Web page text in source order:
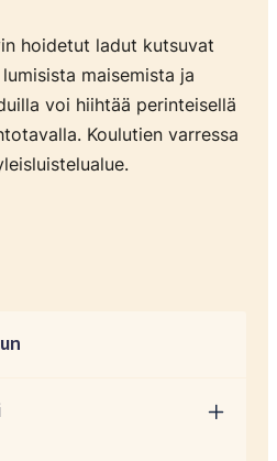
hoidetut ladut kutsuvat
maisemista ja
voi hiihtää perinteisellä
Koulutien varressa